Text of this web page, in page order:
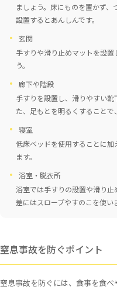
ましょう。床にものを置かず
設置するとあんしんです。
玄関
手すりや滑り止めマットを設
う。
廊下や階段
手すりを設置し、滑りやすい
た、足もとを明るくすることで
寝室
低床ベッドを使用することに
ます。
浴室・脱衣所
浴室では手すりの設置や滑り
差にはスロープやすのこを使い
窒息事故を防ぐポイント
窒息事故を防ぐには、食事を食